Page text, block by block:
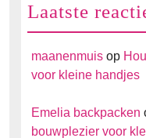
Laatste
maanenmuis op
voor kleine handjes
Emelia backpacken
bouwplezier voor